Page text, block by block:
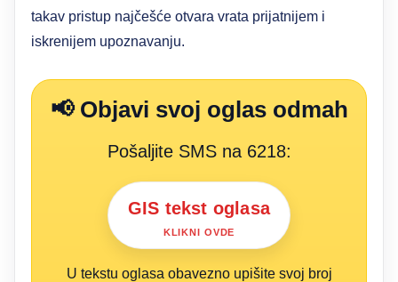
takav pristup najčešće otvara vrata prijatnijem i
iskrenijem upoznavanju.
📢 Objavi svoj oglas odmah
Pošaljite SMS na 6218:
GIS tekst oglasa
KLIKNI OVDE
U tekstu oglasa obavezno upišite svoj broj